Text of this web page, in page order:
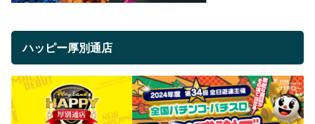
ハッピー厚別通店